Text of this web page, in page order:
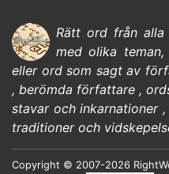
Rätt ord från
med olika
eller ord som sagt av
, berömda författare ,
stavar och inkarnationer,
traditioner och
Copyright © 2007-2026